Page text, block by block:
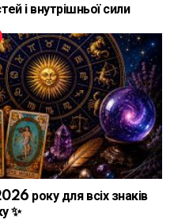
і внутрішньої сили
року для всіх знаків
✨